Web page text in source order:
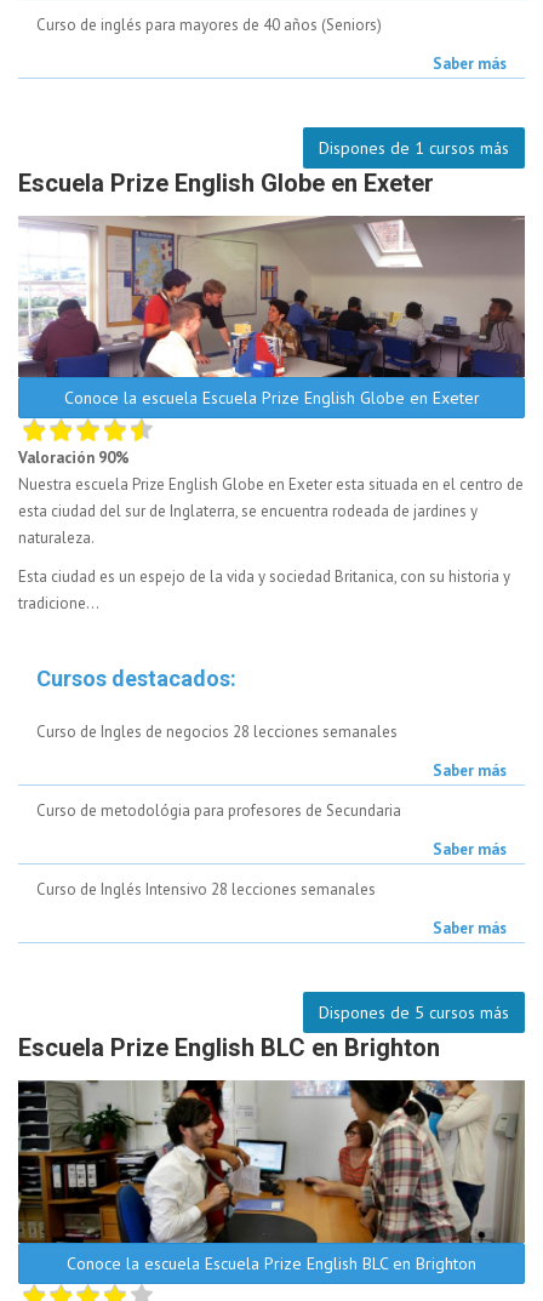
Curso de inglés para mayores de 40 años (Seniors)
Saber más
Dispones de 1 cursos más
Escuela Prize English Globe en Exeter
Conoce la escuela Escuela Prize English Globe en Exeter
Valoración 90%
Nuestra escuela Prize English Globe en Exeter esta situada en el centro de
esta ciudad del sur de Inglaterra, se encuentra rodeada de jardines y
naturaleza.
Esta ciudad es un espejo de la vida y sociedad Britanica, con su historia y
tradicione...
Cursos destacados:
Curso de Ingles de negocios 28 lecciones semanales
Saber más
Curso de metodológia para profesores de Secundaria
Saber más
Curso de Inglés Intensivo 28 lecciones semanales
Saber más
Dispones de 5 cursos más
Escuela Prize English BLC en Brighton
Conoce la escuela Escuela Prize English BLC en Brighton